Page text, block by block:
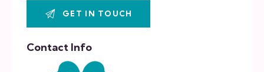
Contact Info